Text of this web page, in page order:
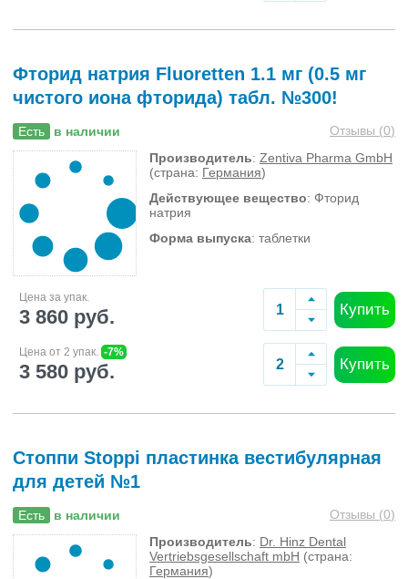
Фторид натрия Fluoretten 1.1 мг (0.5 мг
чистого иона фторида) табл. №300!
Есть в наличии Отзывы (0)
Производитель: Zentiva Pharma GmbH
(страна: Германия)
Действующее вещество: Фторид
натрия
Форма выпуска: таблетки
Цена за упак.
3 860 руб. Купить
Цена от 2 упак. -7%
3 580 руб. Купить
Стоппи Stoppi пластинка вестибулярная
для детей №1
Есть в наличии Отзывы (0)
Производитель: Dr. Hinz Dental
Vertriebsgesellschaft mbH (страна:
Германия)